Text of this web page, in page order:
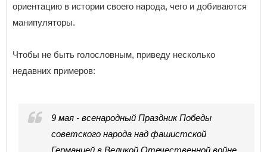
ориентацию в истории своего народа, чего и добиваются
манипуляторы.
Чтобы не быть голословным, приведу несколько
недавних примеров:
9 мая - всенародный Праздник Победы
советского народа над фашистской
Германией в Великой Отечественной войне.